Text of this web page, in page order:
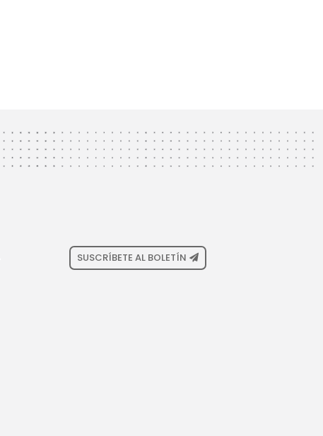
SUSCRÍBETE AL BOLETÍN